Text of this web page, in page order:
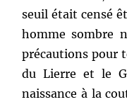
seuil était censé
homme sombre
précautions pour
du Lierre et le
naissance à la